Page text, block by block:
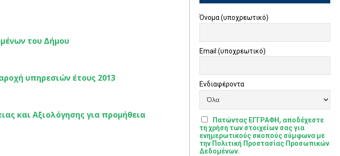
του Δήμου
υπηρεσιών έτους 2013
και Αξιολόγησης για προμήθεια
Όνομα (υποχρεωτικό)
Email (υποχρεωτικό)
Ενδιαφέροντα
Πατώντας ΕΓΓΡΑΦΗ, αποδέχεστε
τη χρήση των στοιχείων σας για
ενημερωτικούς σκοπούς σύμφωνα με
την Πολιτική Προστασίας Προσωπικών
Δεδομένων.